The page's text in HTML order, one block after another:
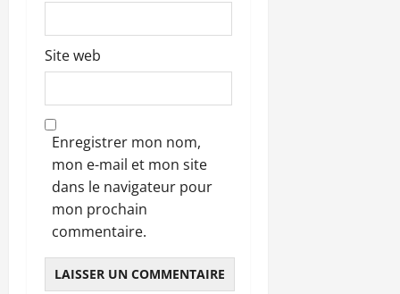
Site web
Enregistrer mon nom,
mon e-mail et mon site
dans le navigateur pour
mon prochain
commentaire.